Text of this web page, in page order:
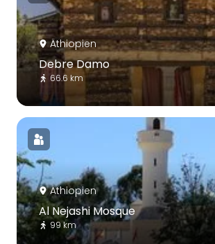
Äthiopien
Debre Damo
66.6 km
Äthiopien
Al Nejashi Mosque
99 km